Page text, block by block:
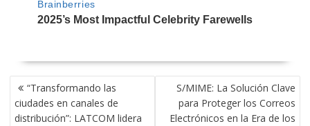
NAVEGACIÓN
DE
ENTRADAS
“Transformando las
ciudades en canales de
distribución”: LATCOM lidera
S/MIME: La Solución Clave
para Proteger los Correos
Electrónicos en la Era de los